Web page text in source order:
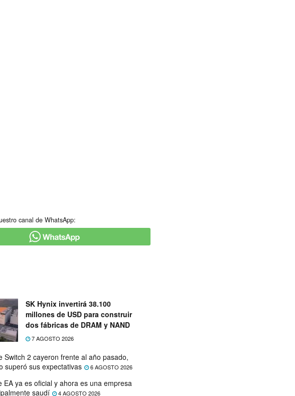
canal de WhatsApp:
SK Hynix invertirá 38.100
millones de USD para construir
dos fábricas de DRAM y NAND
7 AGOSTO 2026
Switch 2 cayeron frente al año pasado,
superó sus expectativas
6 AGOSTO 2026
EA ya es oficial y ahora es una empresa
saudí
4 AGOSTO 2026